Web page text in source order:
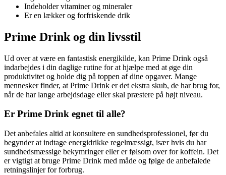
Indeholder vitaminer og mineraler
Er en lækker og forfriskende drik
Prime Drink og din livsstil
Ud over at være en fantastisk energikilde, kan Prime Drink også
indarbejdes i din daglige rutine for at hjælpe med at øge din
produktivitet og holde dig på toppen af dine opgaver. Mange
mennesker finder, at Prime Drink er det ekstra skub, de har brug for,
når de har lange arbejdsdage eller skal præstere på højt niveau.
Er Prime Drink egnet til alle?
Det anbefales altid at konsultere en sundhedsprofessionel, før du
begynder at indtage energidrikke regelmæssigt, især hvis du har
sundhedsmæssige bekymringer eller er følsom over for koffein. Det
er vigtigt at bruge Prime Drink med måde og følge de anbefalede
retningslinjer for forbrug.